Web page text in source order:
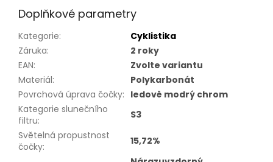
Doplňkové parametry
Kategorie:
Cyklistika
Záruka:
2 roky
EAN:
Zvolte variantu
Materiál:
Polykarbonát
Povrchová úprava čočky: ledově modrý chrom
Kategorie slunečního
filtru:
S3
Světelná propustnost
čočky: 15,72%